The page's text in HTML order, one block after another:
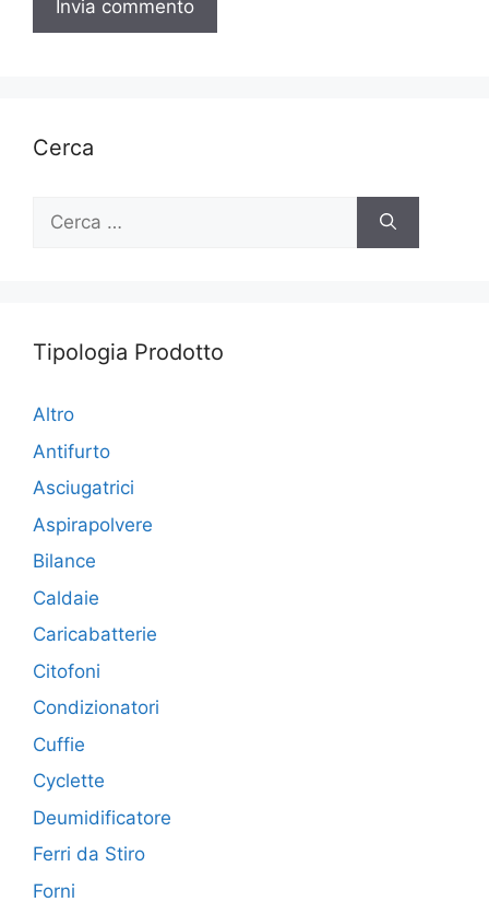
Cerca
Ricerca
Tipologia Prodotto
Altro
Antifurto
Asciugatrici
Aspirapolvere
Bilance
Caldaie
Caricabatterie
Citofoni
Condizionatori
Cuffie
Cyclette
Deumidificatore
Ferri da Stiro
Forni